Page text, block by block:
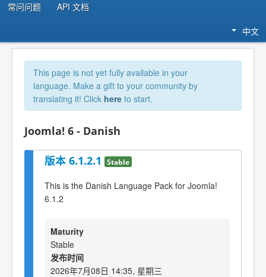
常问问题 API 文档
中文
This page is not yet fully available in your
language. Make a gift to your community by
translating it! Click here to start.
Joomla! 6 - Danish
版本 6.1.2.1 Stable
This is the Danish Language Pack for Joomla!
6.1.2
Maturity
Stable
发布时间
2026年7月08日 14:35, 星期三